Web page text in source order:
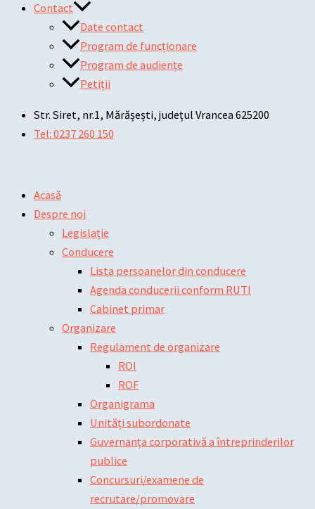
Contact
Date contact
Program de funcționare
Program de audiențe
Petiții
Str. Siret, nr.1, Mărășești, județul Vrancea 625200
Tel: 0237 260 150
Acasă
Despre noi
Legislație
Conducere
Lista persoanelor din conducere
Agenda conducerii conform RUTI
Cabinet primar
Organizare
Regulament de organizare
ROI
ROF
Organigrama
Unități subordonate
Guvernanța corporativă a întreprinderilor
publice
Concursuri/examene de
recrutare/promovare